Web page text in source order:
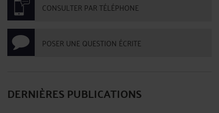
CONSULTER PAR TÉLÉPHONE
POSER UNE QUESTION ÉCRITE
DERNIÈRES PUBLICATIONS